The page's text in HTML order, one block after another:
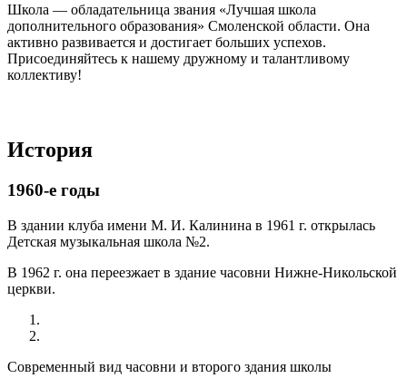
Школа — обладательница звания «Лучшая школа
дополнительного образования» Смоленской области. Она
активно развивается и достигает больших успехов.
Присоединяйтесь к нашему дружному и талантливому
коллективу!
История
1960-e годы
В здании клуба имени М. И. Калинина в 1961 г. открылась
Детская музыкальная школа №2.
В 1962 г. она переезжает в здание часовни Нижне-Никольской
церкви.
Современный вид часовни и второго здания школы